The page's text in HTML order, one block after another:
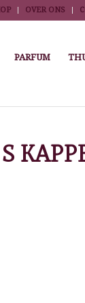
OVER ONS
PARFUM